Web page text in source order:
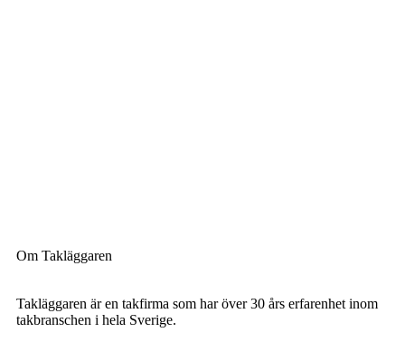
Om Takläggaren
Takläggaren är en takfirma som har över 30 års erfarenhet inom
takbranschen i hela Sverige.